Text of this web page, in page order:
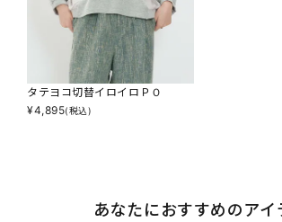
タテヨコ切替イロイロＰＯ
¥4,895(税込)
あなたにおすすめのアイ